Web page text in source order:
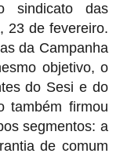
sindicato das
23 de fevereiro.
da Campanha
objetivo, o
do Sesi e do
também firmou
segmentos: a
de comum